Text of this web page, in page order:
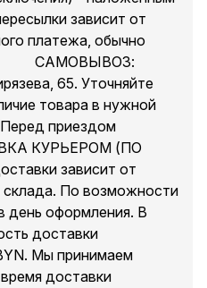
уточняйте
зависит от
(при сумме заказа не
1 2х18650 — это
который станет
в различных ситуациях.
использования на
и монтажа, в быту, а
поездок,
зависит от
платежа, обычно
⠀⠀⠀⠀ САМОВЫВОЗ:
65. Уточняйте
товара в нужной
приездом
КУРЬЕРОМ (ПО
зависит от
склада. По возможности
день оформления. В
доставки
Мы принимаем
доставки